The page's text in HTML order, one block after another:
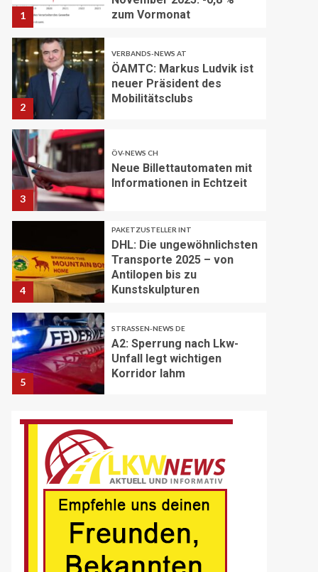
1
zum Vormonat
2
VERBANDS-NEWS AT
ÖAMTC: Markus Ludvik ist
neuer Präsident des
Mobilitätsclubs
3
ÖV-NEWS CH
Neue Billettautomaten mit
Informationen in Echtzeit
4
PAKETZUSTELLER INT
DHL: Die ungewöhnlichsten
Transporte 2025 – von
Antilopen bis zu
Kunstskulpturen
5
STRASSEN-NEWS DE
A2: Sperrung nach Lkw-
Unfall legt wichtigen
Korridor lahm
BRANCHEN-NEWS (DE)
Deutschen
Nachhaltigkeitspreis
BRANCHEN-NEWS (DE)
MAN Engines präsentiert
nächste Generation der
bewährten Baureihe MAN
E32